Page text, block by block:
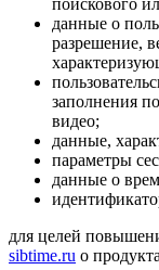
поискового
данные о
разрешение,
заполнения
видео;
данные,
параметры
данные о
для целей
sibtime.ru о